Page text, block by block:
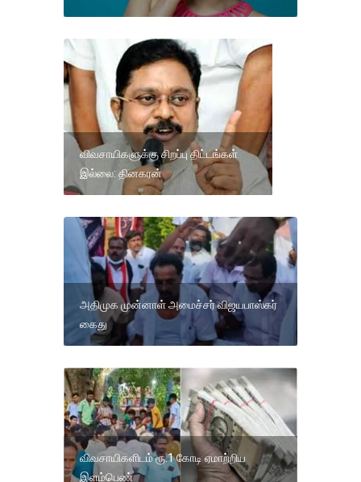
விவசாயிகளுக்கு சிறப்பு திட்டங்கள்
இல்லை: தினகரன்
அதிமுக முன்னாள் அமைச்சர் விஜயபாஸ்கர்
கைது
விவசாயிகளிடம் ரூ.1 கோடி ஏமாற்றிய
இளம்பெண்